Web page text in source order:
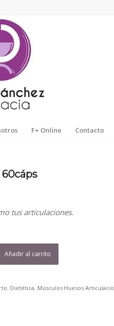
F+ Online Contacto
60cáps
tus articulaciones.
Añadir al carrito
, Dietética, Músculos Huesos